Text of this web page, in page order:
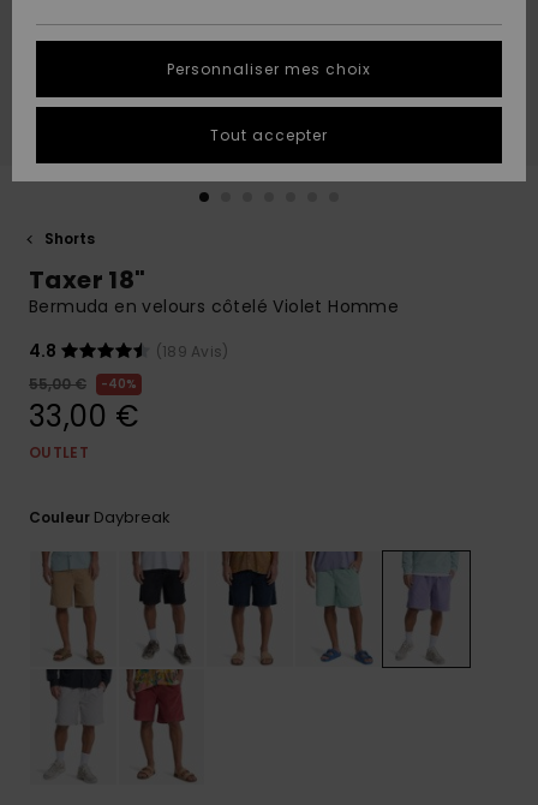
A
Découvrir
A
Découvrir
tailles
conversation
à votre
Démarrer
et notre
formulaire
de
contact.
Consulter
QUIKSILVER
Shorts
Taxer 18"
Bermuda en velours côtelé Violet Homme
4.8
(189 Avis)
55,00 €
40%
33,00 €
OUTLET
Couleur Daybreak
Personnaliser mes choix
Tout accepter